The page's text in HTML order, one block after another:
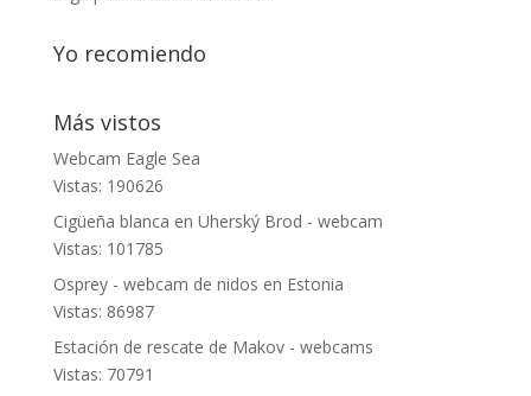
Yo recomiendo
Más vistos
Webcam Eagle Sea
Vistas: 190626
Cigüeña blanca en Uherský Brod - webcam
Vistas: 101785
Osprey - webcam de nidos en Estonia
Vistas: 86987
Estación de rescate de Makov - webcams
Vistas: 70791